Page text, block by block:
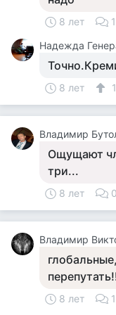
8 лет 1
Надежда
8 лет 1
Владимир
Ощущают
три...
8 лет 0
Владимир
8 лет